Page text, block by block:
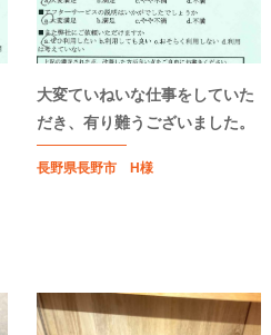
大変ていねいな仕事をしていた
だき、有り難うございました。
長野県長野市 H様